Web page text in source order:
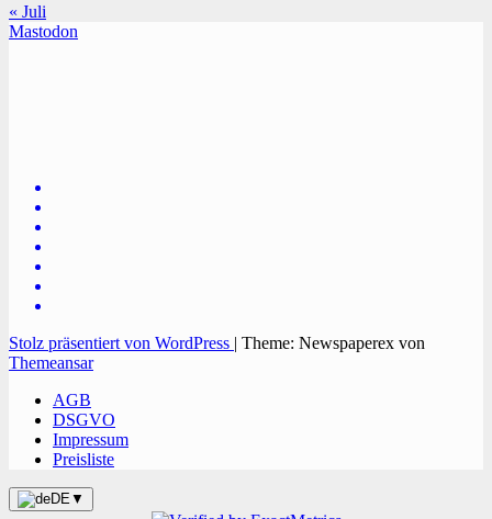
« Juli
Mastodon
Stolz präsentiert von WordPress | Theme: Newspaperex von
Themeansar
AGB
DSGVO
Impressum
Preisliste
DE▼